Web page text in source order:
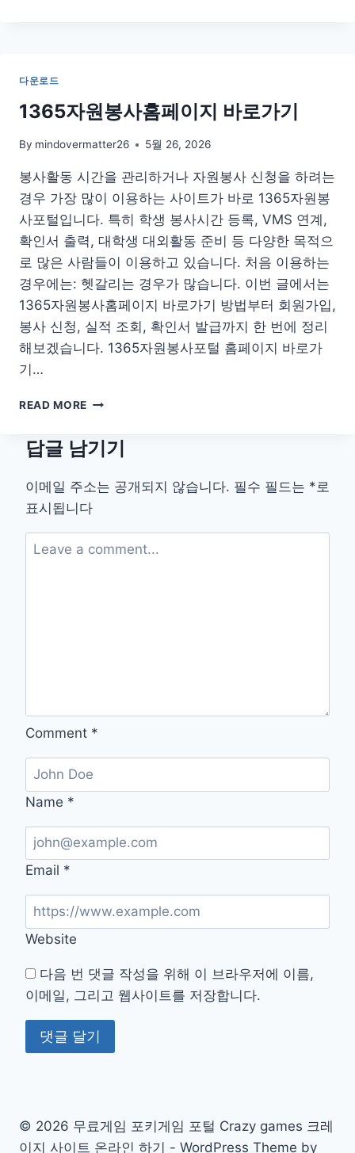
치
다
드
다운로드
1365자원봉사홈페이지 바로가기
By mindovermatter26 5월 26, 2026
봉사활동 시간을 관리하거나 자원봉사 신청을 하려는
경우 가장 많이 이용하는 사이트가 바로 1365자원봉
사포털입니다. 특히 학생 봉사시간 등록, VMS 연계,
확인서 출력, 대학생 대외활동 준비 등 다양한 목적으
로 많은 사람들이 이용하고 있습니다. 처음 이용하는
경우에는: 헷갈리는 경우가 많습니다. 이번 글에서는
1365자원봉사홈페이지 바로가기 방법부터 회원가입,
봉사 신청, 실적 조회, 확인서 발급까지 한 번에 정리
해보겠습니다. 1365자원봉사포털 홈페이지 바로가
기…
READ MORE 1365
봉
홈
페
이
지
바
답글 남기기
이메일 주소는 공개되지 않습니다. 필수 필드는 *로
표시됩니다
Comment *
Name *
Email *
Website
다음 번 댓글 작성을 위해 이 브라우저에 이름,
이메일, 그리고 웹사이트를 저장합니다.
© 2026 무료게임 포키게임 포털 Crazy games 크레
이지 사이트 온라인 하기 - WordPress Theme by